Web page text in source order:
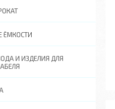
ЁМКОСТИ
И ИЗДЕЛИЯ ДЛЯ